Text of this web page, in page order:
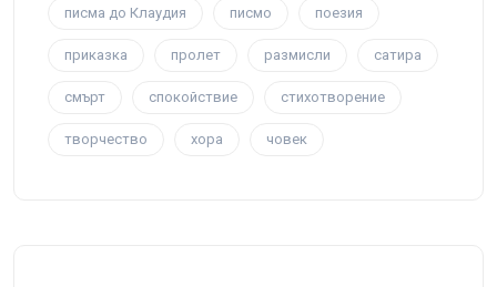
писма до Клаудия писмо поезия
приказка пролет размисли сатира
смърт спокойствие стихотворение
творчество хора човек